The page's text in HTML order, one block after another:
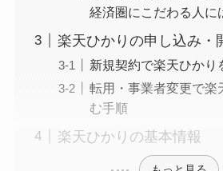
経済圏にこだわる人に
楽天ひかりの申し込み・
新規契約で楽天ひかり
転用・事業者変更で楽
む手順
楽天ひかりの基本情報